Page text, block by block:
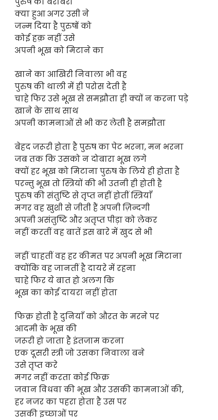
क्या हुआ अगर उसी ने
जन्म दिया है पुरुषों को
कोई हक़ नहीं उसे
अपनी भूख को मिटाने का
खाने का आखिरी निवाला भी वह
पुरुष की थाली में ही परोस देती है
चाहे फिर उसे भूख से समझौता ही क्यों न करना पड़े
खाने के साथ साथ
अपनी कामनाओं से भी कर लेती है समझौता
बेहद जरूरी होता है पुरुष का पेट भरना, मन भरना
जब तक कि उसको न दोबारा भूख लगे
क्यों हर भूख को मिटाना पुरुष के लिये ही होता है
परन्तु भूख तो स्त्रियों की भी उतनी ही होती है
पुरुष की संतुष्टि से तृप्त नहीं होतीं स्त्रियाँ
मगर वह खुशी से जीती हैं अपनी ज़िन्दगी
अपनी असंतुष्टि और अतृप्त पीड़ा को लेकर
नहीं करतीं वह बातें इस बारे में खुद से भी
नहीं चाहतीं वह हर कीमत पर अपनी भूख मिटाना
क्योंकि वह जानतीं है दायरे में रहना
चाहे फिर ये बात हो अलग कि
भूख का कोई दायरा नहीं होता
फिक्र होती है दुनियाँ को औरत के मरने पर
आदमी के भूख की
जरूरी हो जाता है इंतजाम करना
एक दूसरी स्त्री जो उसका निवाला बने
उसे तृप्त करे
मगर नहीं करता कोई फिक्र
जवान विधवा की भूख और उसकी कामनाओं की,
हर नजर का पहरा होता है उस पर
उसकी इच्छाओं पर